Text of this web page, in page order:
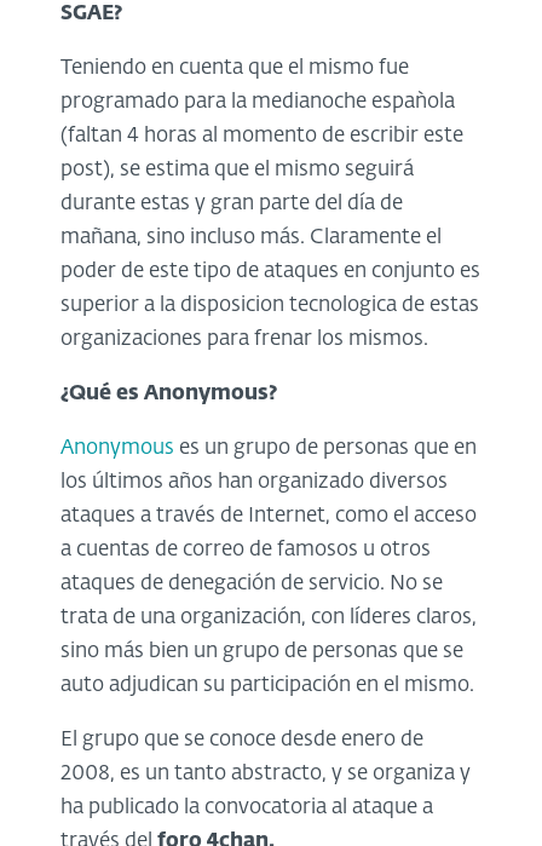
SGAE?
Teniendo en cuenta que el mismo fue
programado para la medianoche espaǹola
(faltan 4 horas al momento de escribir este
post), se estima que el mismo seguirá
durante estas y gran parte del día de
mañana, sino incluso más. Claramente el
poder de este tipo de ataques en conjunto es
superior a la disposicion tecnologica de estas
organizaciones para frenar los mismos.
¿Qué es Anonymous?
Anonymous es un grupo de personas que en
los últimos años han organizado diversos
ataques a través de Internet, como el acceso
a cuentas de correo de famosos u otros
ataques de denegación de servicio. No se
trata de una organización, con líderes claros,
sino más bien un grupo de personas que se
auto adjudican su participación en el mismo.
El grupo que se conoce desde enero de
2008, es un tanto abstracto, y se organiza y
ha publicado la convocatoria al ataque a
través del foro 4chan.